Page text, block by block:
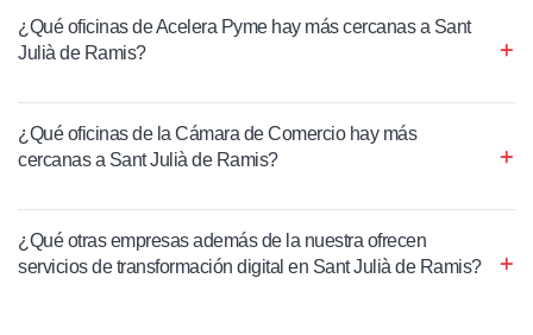
¿Qué oficinas de Acelera Pyme hay más cercanas a Sant
Julià de Ramis?
¿Qué oficinas de la Cámara de Comercio hay más
cercanas a Sant Julià de Ramis?
¿Qué otras empresas además de la nuestra ofrecen
servicios de transformación digital en Sant Julià de Ramis?